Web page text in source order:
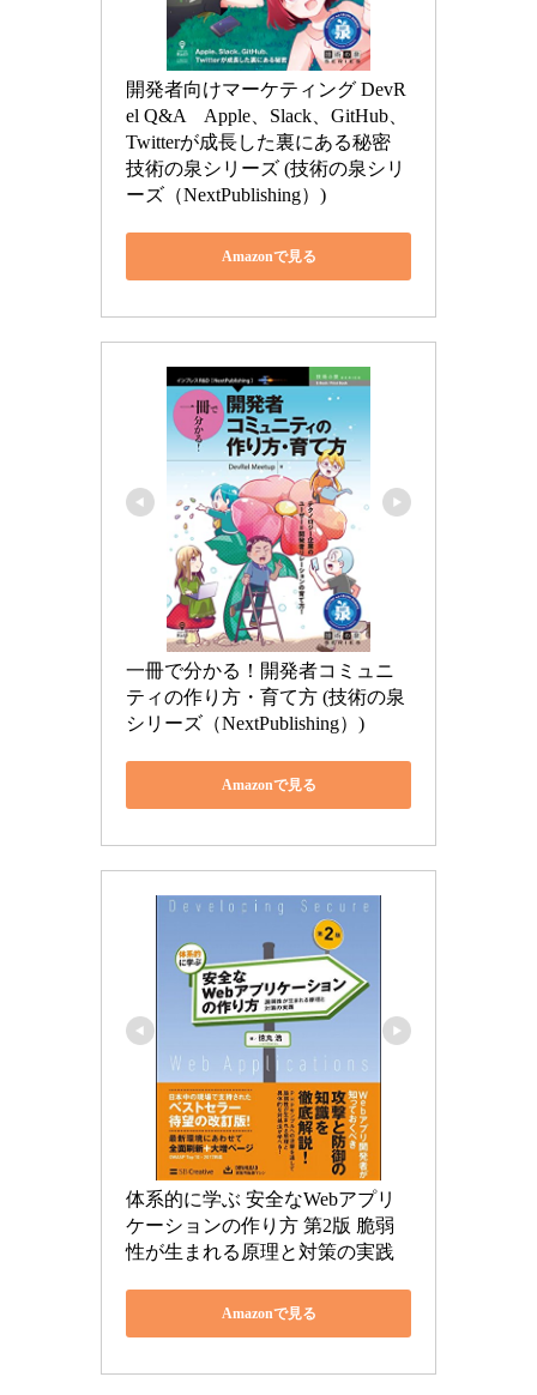
開発者向けマーケティング DevR
el Q&A　Apple、Slack、GitHub、
Twitterが成長した裏にある秘密
技術の泉シリーズ (技術の泉シリ
ーズ（NextPublishing）)
Amazonで見る
一冊で分かる！開発者コミュニ
ティの作り方・育て方 (技術の泉
シリーズ（NextPublishing）)
Amazonで見る
体系的に学ぶ 安全なWebアプリ
ケーションの作り方 第2版 脆弱
性が生まれる原理と対策の実践
Amazonで見る